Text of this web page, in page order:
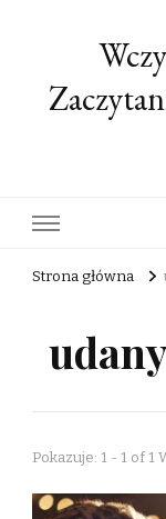
Strona główna
Pokazuje: 1 - 1 of 1